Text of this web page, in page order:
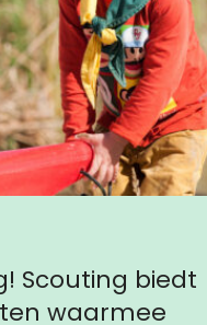
Scouting biedt
waarmee